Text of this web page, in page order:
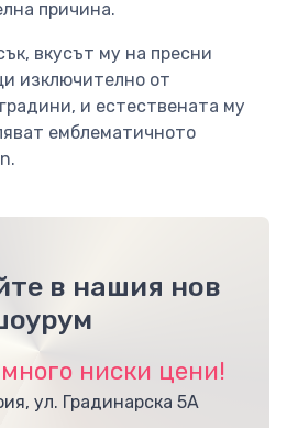
причина.
вкусът му на пресни
изключително от
и естествената му
емблематичното
в нашия нов
ниски цени!
ул. Градинарска 5А